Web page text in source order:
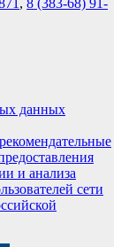
, 8 (383-68) 91-
данных
и анализа
сети